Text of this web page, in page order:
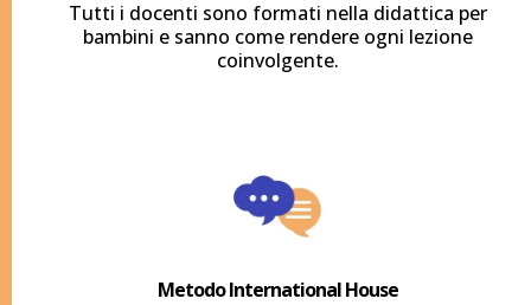
Tutti i docenti sono formati nella didattica per
bambini e sanno come rendere ogni lezione
coinvolgente.
Metodo International House